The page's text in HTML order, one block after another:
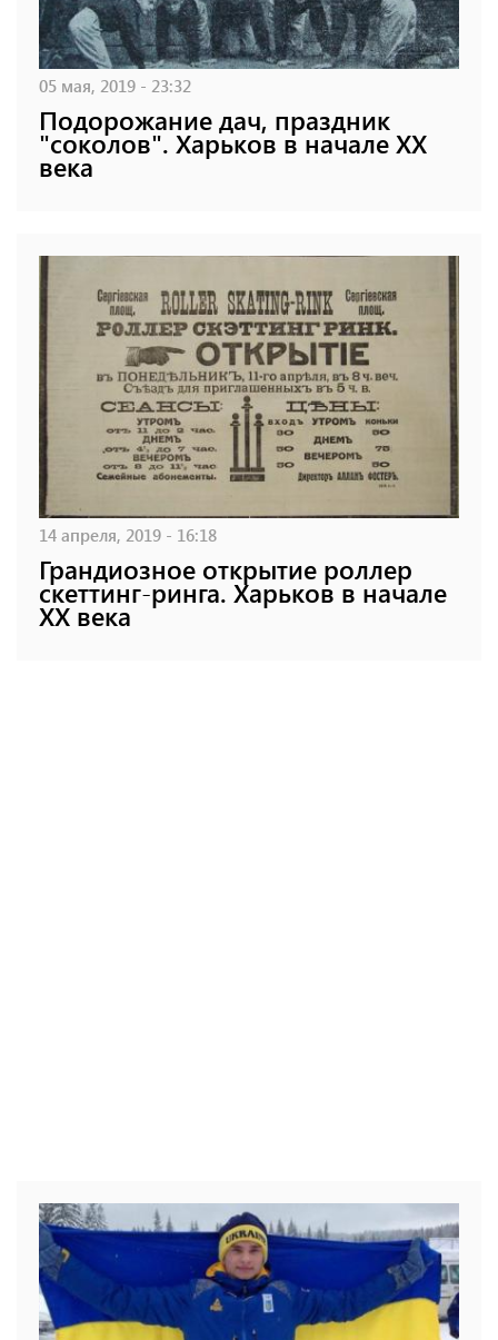
05 мая, 2019 - 23:32
Подорожание дач, праздник
"соколов". Харьков в начале XX
века
14 апреля, 2019 - 16:18
Грандиозное открытие роллер
скеттинг-ринга. Харьков в начале
XX века